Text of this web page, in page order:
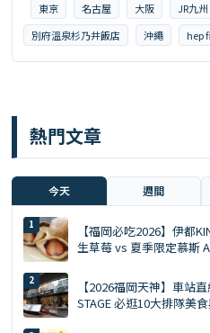
東京 名古屋 大阪 JR九州
別府溫泉杉乃井飯店
沖繩 hep
熱門文章
今天 週間
【福岡必吃2026】伊都
生草莓 vs 夏季限定慕斯
【2026福岡天神】車站
STAGE 必逛10大排隊美